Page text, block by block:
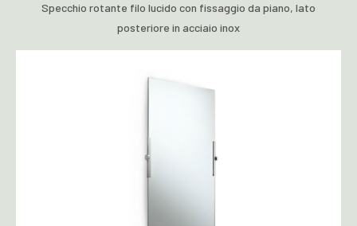
Specchio rotante filo lucido con fissaggio da piano, lato
posteriore in acciaio inox